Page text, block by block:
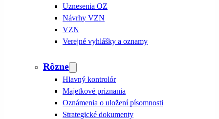
Uznesenia OZ
Návrhy VZN
VZN
Verejné vyhlášky a oznamy
Rôzne
Hlavný kontrolór
Majetkové priznania
Oznámenia o uložení písomnosti
Strategické dokumenty